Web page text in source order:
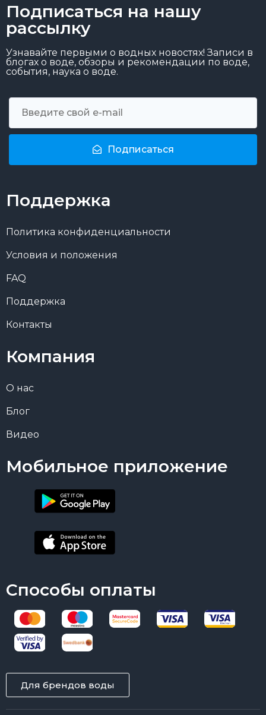
Подписаться на нашу
рассылку
Узнавайте первыми о водных новостях! Записи в
блогах о воде, обзоры и рекомендации по воде,
события, наука о воде.
Подписаться
Поддержка
Политика конфиденциальности
Условия и положения
FAQ
Поддержка
Контакты
Компания
О нас
Блог
Видео
Мобильное приложение
Способы оплаты
Для брендов воды